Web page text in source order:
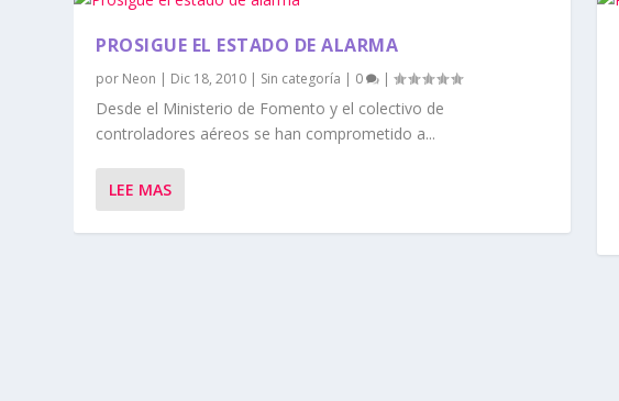
PROSIGUE EL ESTADO DE ALARMA
por Neon | Dic 18, 2010 | Sin categoría | 0 |
Desde el Ministerio de Fomento y el colectivo de
controladores aéreos se han comprometido a...
LEE MAS